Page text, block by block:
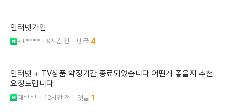
인터넷가입
kill**** 9시간 전 4
인터넷 + TV상품 약정기간 종료되었습니다 어떤게 좋을지 추천
요청드립니다
대**** 12시간 전 1